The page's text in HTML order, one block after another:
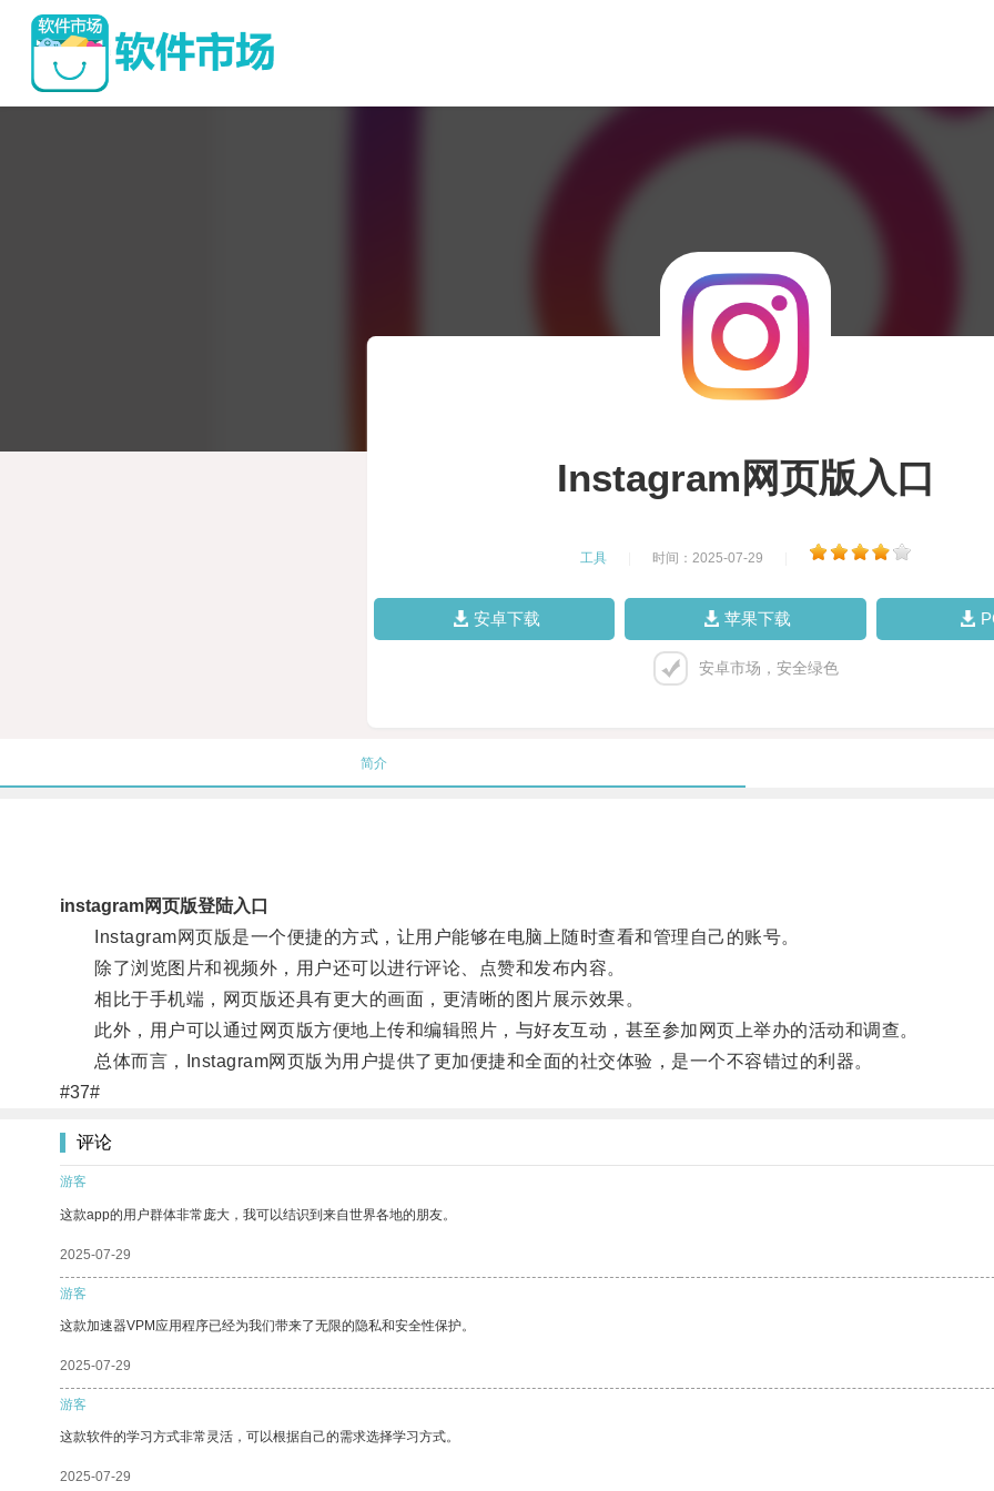
Instagram网页版入口
工具 时间：2025-07-29
安卓下载 苹果下载
安卓市场，安全绿色
简介
instagram网页版登陆入口
Instagram网页版是一个便捷的方式，让用户能够在电脑上随时查看和管理自己的账号。
除了浏览图片和视频外，用户还可以进行评论、点赞和发布内容。
相比于手机端，网页版还具有更大的画面，更清晰的图片展示效果。
此外，用户可以通过网页版方便地上传和编辑照片，与好友互动，甚至参加网页上举办的活动和调查。
总体而言，Instagram网页版为用户提供了更加便捷和全面的社交体验，是一个不容错过的利器。
#37#
评论
游客
这款app的用户群体非常庞大，我可以结识到来自世界各地的朋友。
2025-07-29
游客
这款加速器VPM应用程序已经为我们带来了无限的隐私和安全性保护。
2025-07-29
游客
这款软件的学习方式非常灵活，可以根据自己的需求选择学习方式。
2025-07-29